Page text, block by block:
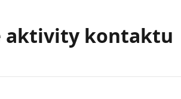
aktivity kontaktu